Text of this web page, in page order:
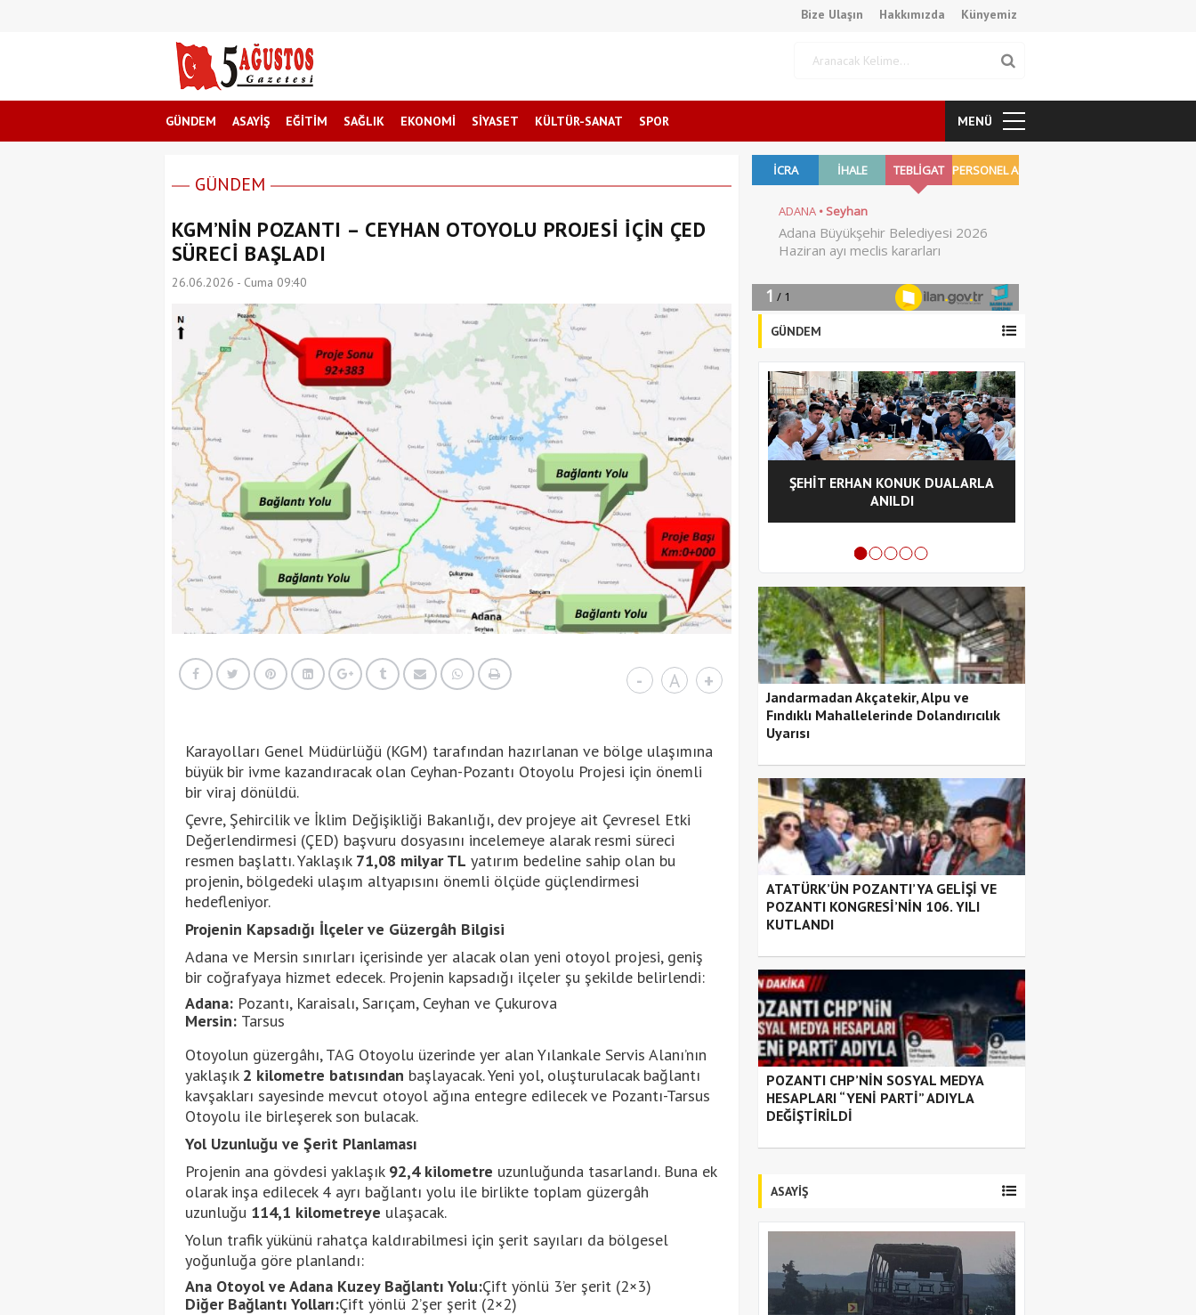
Bize Ulaşın Hakkımızda Künyemiz
GÜNDEM ASAYİŞ EĞİTİM SAĞLIK EKONOMİ SİYASET KÜLTÜR-SANAT SPOR MENÜ
GÜNDEM
KGM’NİN POZANTI – CEYHAN OTOYOLU PROJESİ İÇİN ÇED
SÜRECİ BAŞLADI
26.06.2026 - Cuma 09:40
- A +
Karayolları Genel Müdürlüğü (KGM) tarafından hazırlanan ve bölge ulaşımına
büyük bir ivme kazandıracak olan Ceyhan-Pozantı Otoyolu Projesi için önemli
bir viraj dönüldü.
Çevre, Şehircilik ve İklim Değişikliği Bakanlığı, dev projeye ait Çevresel Etki
Değerlendirmesi (ÇED) başvuru dosyasını incelemeye alarak resmi süreci
resmen başlattı. Yaklaşık 71,08 milyar TL yatırım bedeline sahip olan bu
projenin, bölgedeki ulaşım altyapısını önemli ölçüde güçlendirmesi
hedefleniyor.
Projenin Kapsadığı İlçeler ve Güzergâh Bilgisi
Adana ve Mersin sınırları içerisinde yer alacak olan yeni otoyol projesi, geniş
bir coğrafyaya hizmet edecek. Projenin kapsadığı ilçeler şu şekilde belirlendi:
Adana: Pozantı, Karaisalı, Sarıçam, Ceyhan ve Çukurova
Mersin: Tarsus
Otoyolun güzergâhı, TAG Otoyolu üzerinde yer alan Yılankale Servis Alanı’nın
yaklaşık 2 kilometre batısından başlayacak. Yeni yol, oluşturulacak bağlantı
kavşakları sayesinde mevcut otoyol ağına entegre edilecek ve Pozantı-Tarsus
Otoyolu ile birleşerek son bulacak.
Yol Uzunluğu ve Şerit Planlaması
Projenin ana gövdesi yaklaşık 92,4 kilometre uzunluğunda tasarlandı. Buna ek
olarak inşa edilecek 4 ayrı bağlantı yolu ile birlikte toplam güzergâh
uzunluğu 114,1 kilometreye ulaşacak.
Yolun trafik yükünü rahatça kaldırabilmesi için şerit sayıları da bölgesel
yoğunluğa göre planlandı:
Ana Otoyol ve Adana Kuzey Bağlantı Yolu:Çift yönlü 3’er şerit (2×3)
Diğer Bağlantı Yolları:Çift yönlü 2’şer şerit (2×2)
GÜNDEM
ŞEHİT ERHAN KONUK DUALARLA
ANILDI
2 3 4 5
Jandarmadan Akçatekir, Alpu ve
Fındıklı Mahallelerinde Dolandırıcılık
Uyarısı
ATATÜRK’ÜN POZANTI’YA GELİŞİ VE
POZANTI KONGRESİ’NİN 106. YILI
KUTLANDI
POZANTI CHP’NİN SOSYAL MEDYA
HESAPLARI “YENİ PARTİ” ADIYLA
DEĞİŞTİRİLDİ
ASAYİŞ